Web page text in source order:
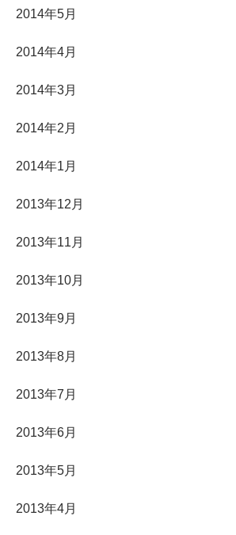
2014年5月
2014年4月
2014年3月
2014年2月
2014年1月
2013年12月
2013年11月
2013年10月
2013年9月
2013年8月
2013年7月
2013年6月
2013年5月
2013年4月